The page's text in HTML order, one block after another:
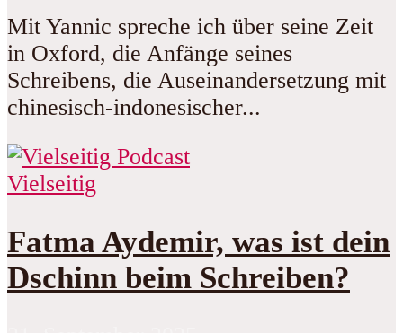
Mit Yannic spreche ich über seine Zeit
in Oxford, die Anfänge seines
Schreibens, die Auseinandersetzung mit
chinesisch-indonesischer...
Vielseitig
Fatma Aydemir, was ist dein
Dschinn beim Schreiben?